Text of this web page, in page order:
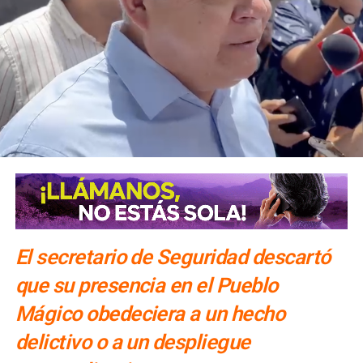
El secretario de Seguridad descartó
que su presencia en el Pueblo
Mágico obedeciera a un hecho
delictivo o a un despliegue